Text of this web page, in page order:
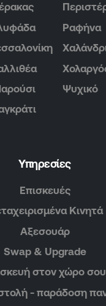
Ραφήνα
Ψυχικό
Υπηρεσίες
Επισκευές
Κινητά
Αξεσουάρ
Swap & Upgrade
στον χώρο σου
- παράδοση